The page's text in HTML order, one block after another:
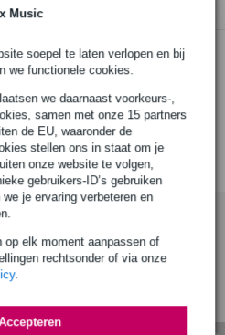
Music
soepel te laten verlopen en bij
we functionele cookies.
we daarnaast voorkeurs-,
samen met onze 15 partners
de EU, waaronder de
stellen ons in staat om je
onze website te volgen,
gebruikers-ID’s gebruiken
je ervaring verbeteren en
elk moment aanpassen of
rechtsonder of via onze
.